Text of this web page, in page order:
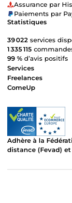
Assurance par
Paiements par
Statistiques
39 022 services
1 335 115
99 % d’avis positifs
Services
Freelances
ComeUp
Adhère à la
distance (Fevad)